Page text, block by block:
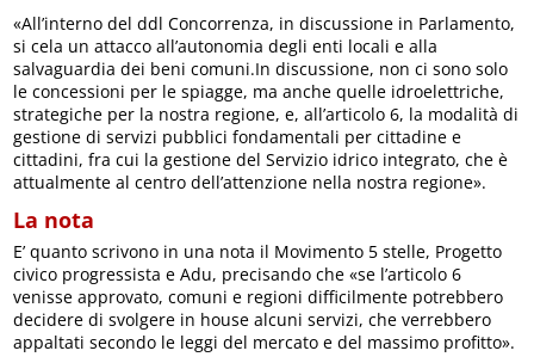
«All’interno del ddl Concorrenza, in discussione in Parlamento,
si cela un attacco all’autonomia degli enti locali e alla
salvaguardia dei beni comuni.In discussione, non ci sono solo
le concessioni per le spiagge, ma anche quelle idroelettriche,
strategiche per la nostra regione, e, all’articolo 6, la modalità di
gestione di servizi pubblici fondamentali per cittadine e
cittadini, fra cui la gestione del Servizio idrico integrato, che è
attualmente al centro dell’attenzione nella nostra regione».
La nota
E’ quanto scrivono in una nota il Movimento 5 stelle, Progetto
civico progressista e Adu, precisando che «se l’articolo 6
venisse approvato, comuni e regioni difficilmente potrebbero
decidere di svolgere in house alcuni servizi, che verrebbero
appaltati secondo le leggi del mercato e del massimo profitto».